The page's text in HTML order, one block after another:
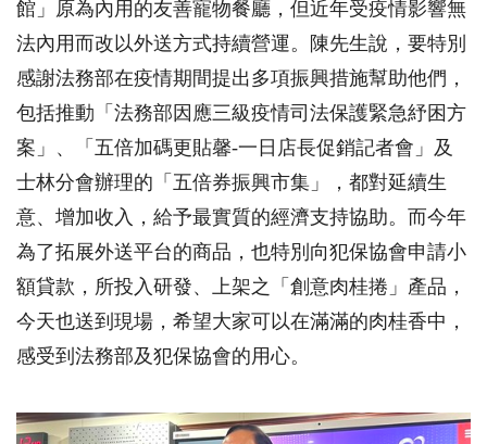
館」原為內用的友善寵物餐廳，但近年受疫情影響無
法內用而改以外送方式持續營運。陳先生說，要特別
感謝法務部在疫情期間提出多項振興措施幫助他們，
包括推動「法務部因應三級疫情司法保護緊急紓困方
案」、「五倍加碼更貼馨-一日店長促銷記者會」及
士林分會辦理的「五倍券振興市集」，都對延續生
意、增加收入，給予最實質的經濟支持協助。而今年
為了拓展外送平台的商品，也特別向犯保協會申請小
額貸款，所投入研發、上架之「創意肉桂捲」產品，
今天也送到現場，希望大家可以在滿滿的肉桂香中，
感受到法務部及犯保協會的用心。